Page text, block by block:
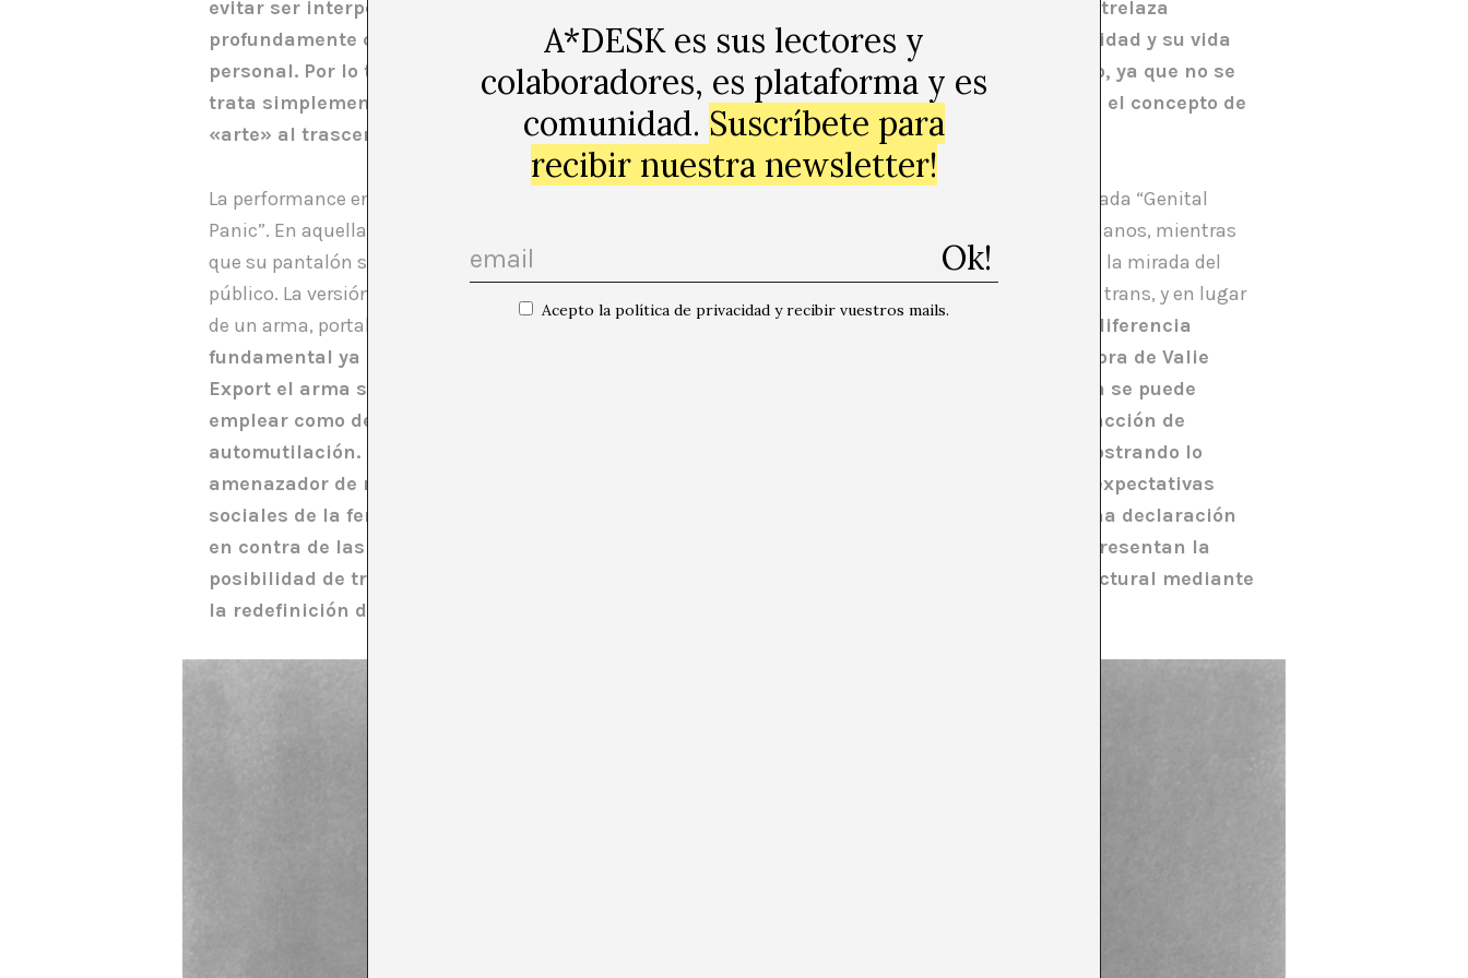
evitar ser interpeladas por el acto. Además, en un contexto donde su práctica artística se entrelaza
profundamente con su activismo, el acto no puede ser visto de manera separada de su identidad y su vida
personal. Por lo tanto, esta performance, a diferencia de la anterior, carece de un título claro, ya que no se
trata simplemente de una obra artística, sino de una intervención política que desestabiliza el concepto de
«arte» al trascender las fronteras entre lo personal, lo político y lo artístico.
La performance en cuestión se trató de una adaptación trans de la artista austríaca Valie Export, titulada “Genital
Panic”. En aquella, Export se mostraba sentada en una silla, sosteniendo una ametralladora en sus manos, mientras
que su pantalón se encontraba abierto en la ingle, de manera tal que su vulva permanecía expuesta a la mirada del
público. La versión de Effy, en lugar de mostrar genitales “femeninos”, mostró sus genitales de mujer trans, y en lugar
de un arma, portaba unas tijeras grandes de jardinero.
A pesar de que dicho gesto introduce una diferencia
fundamental ya que los tipos de violencia representados son distintos: Mientras que en la obra de Valie
Export el arma se presenta como una herramienta de protección, sugiriendo que la violencia se puede
emplear como defensa, en el caso de Effy, las tijeras se presentan como una amenaza, una acción de
automutilación. Cambiando la retórica de la violencia, enfocándola no en la defensa sino mostrando lo
amenazador de no deshacerse de lo que se considera «innecesario» o «no conforme» a las expectativas
sociales de la feminidad. El acto de portarlas no es solo un gesto simbólico de poder, sino una declaración
en contra de las normas que imponen las expectativas sobre el cuerpo trans. Las tijeras representan la
posibilidad de transformación sin retorno, y a su vez una forma de resistir la violencia estructural mediante
la redefinición de la propia identidad.
A*DESK es sus lectores y
colaboradores, es plataforma y es
comunidad. Suscríbete para
recibir nuestra newsletter!
Acepto la política de privacidad y recibir vuestros mails.